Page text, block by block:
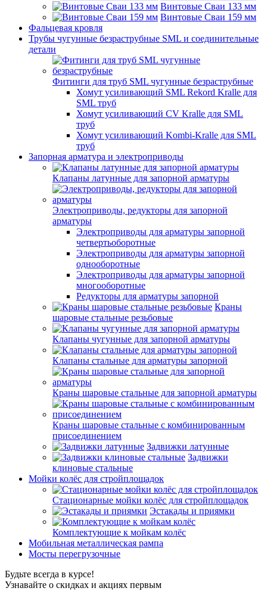
Винтовые Сваи 133 мм
Винтовые Сваи 159 мм
Фальцевая кровля
Трубы чугунные безраструбные SML и соединительные
детали
Фитинги для труб SML чугунные безраструбные
Хомут усиливающий SML Rekord Kralle для
SML труб
Хомут усиливающий CV Kralle для SML
труб
Хомут усиливающий Kombi-Kralle для SML
труб
Запорная арматура и электроприводы
Клапаны латунные для запорной арматуры
Электроприводы, редукторы для запорной
арматуры
Электроприводы для арматуры запорной
четвертьоборотные
Электроприводы для арматуры запорной
однооборотные
Электроприводы для арматуры запорной
многооборотные
Редукторы для арматуры запорной
Краны
шаровые стальные резьбовые
Клапаны чугунные для запорной арматуры
Клапаны стальные для арматуры запорной
Краны шаровые стальные для запорной арматуры
Краны шаровые стальные с комбинированным
присоединением
Задвижки латунные
Задвижки
клиновые стальные
Мойки колёс для стройплощадок
Стационарные мойки колёс для стройплощадок
Эстакады и приямки
Комплектующие к мойкам колёс
Мобильная металлическая рампа
Мосты перегрузочные
Будьте всегда в курсе!
Узнавайте о скидках и акциях первым